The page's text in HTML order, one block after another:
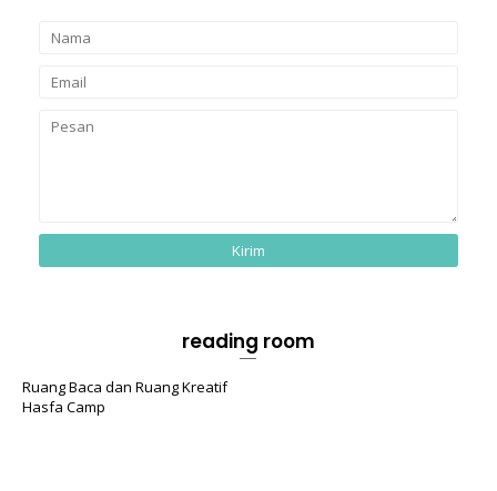
reading room
Ruang Baca dan Ruang Kreatif
Hasfa Camp